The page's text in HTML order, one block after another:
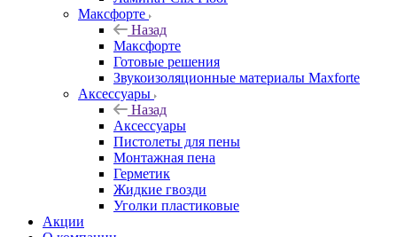
Максфорте
Назад
Максфорте
Готовые решения
Звукоизоляционные материалы Maxforte
Аксессуары
Назад
Аксессуары
Пистолеты для пены
Монтажная пена
Герметик
Жидкие гвозди
Уголки пластиковые
Акции